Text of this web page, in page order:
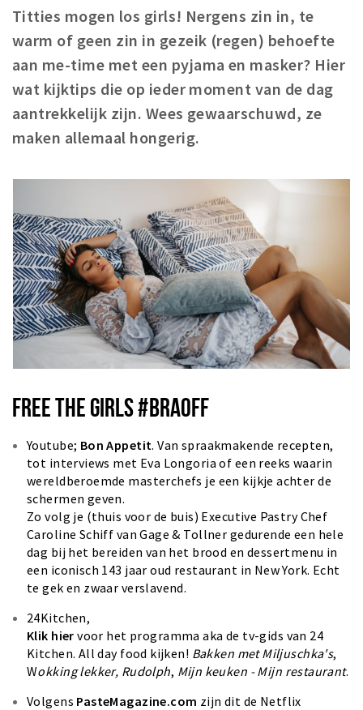
Winkels
Werken
Aanbiedingen
Ook reclame maken?
Over Eindhovens Rondje
Titties mogen los girls! Nergens zin in, te
warm of geen zin in gezeik (regen) behoefte
aan me-time met een pyjama en masker? Hier
wat kijktips die op ieder moment van de dag
aantrekkelijk zijn. Wees gewaarschuwd, ze
maken allemaal hongerig.
FREE THE GIRLS #BRAOFF
Youtube; Bon Appetit. Van spraakmakende recepten,
tot interviews met Eva Longoria of een reeks waarin
wereldberoemde masterchefs je een kijkje achter de
schermen geven.
Zo volg je (thuis voor de buis) Executive Pastry Chef
Caroline Schiff van Gage & Tollner gedurende een hele
dag bij het bereiden van het brood en dessertmenu in
een iconisch 143 jaar oud restaurant in New York. Echt
te gek en zwaar verslavend.
24Kitchen,
Klik hier voor het programma aka de tv-gids van 24
Kitchen. All day food kijken! Bakken met Miljuschka's,
Wokking lekker, Rudolph, Mijn keuken - Mijn restaurant.
Volgens PasteMagazine.com zijn dit de Netflix